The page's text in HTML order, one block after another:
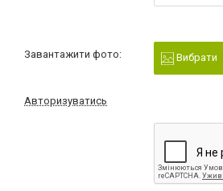
Завантажити фото: Вибрати
Авторизуватись